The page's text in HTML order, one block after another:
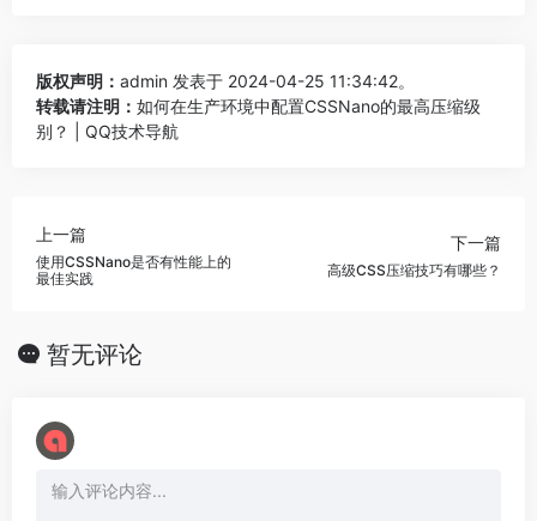
版权声明： admin 发表于 2024-04-25 11:34:42。
转载请注明： 如何在生产环境中配置CSSNano的最高压缩级
别？ | QQ技术导航
上一篇
使用CSSNano是否有性能上的
最佳实践
下一篇
高级CSS压缩技巧有哪些？
暂无评论